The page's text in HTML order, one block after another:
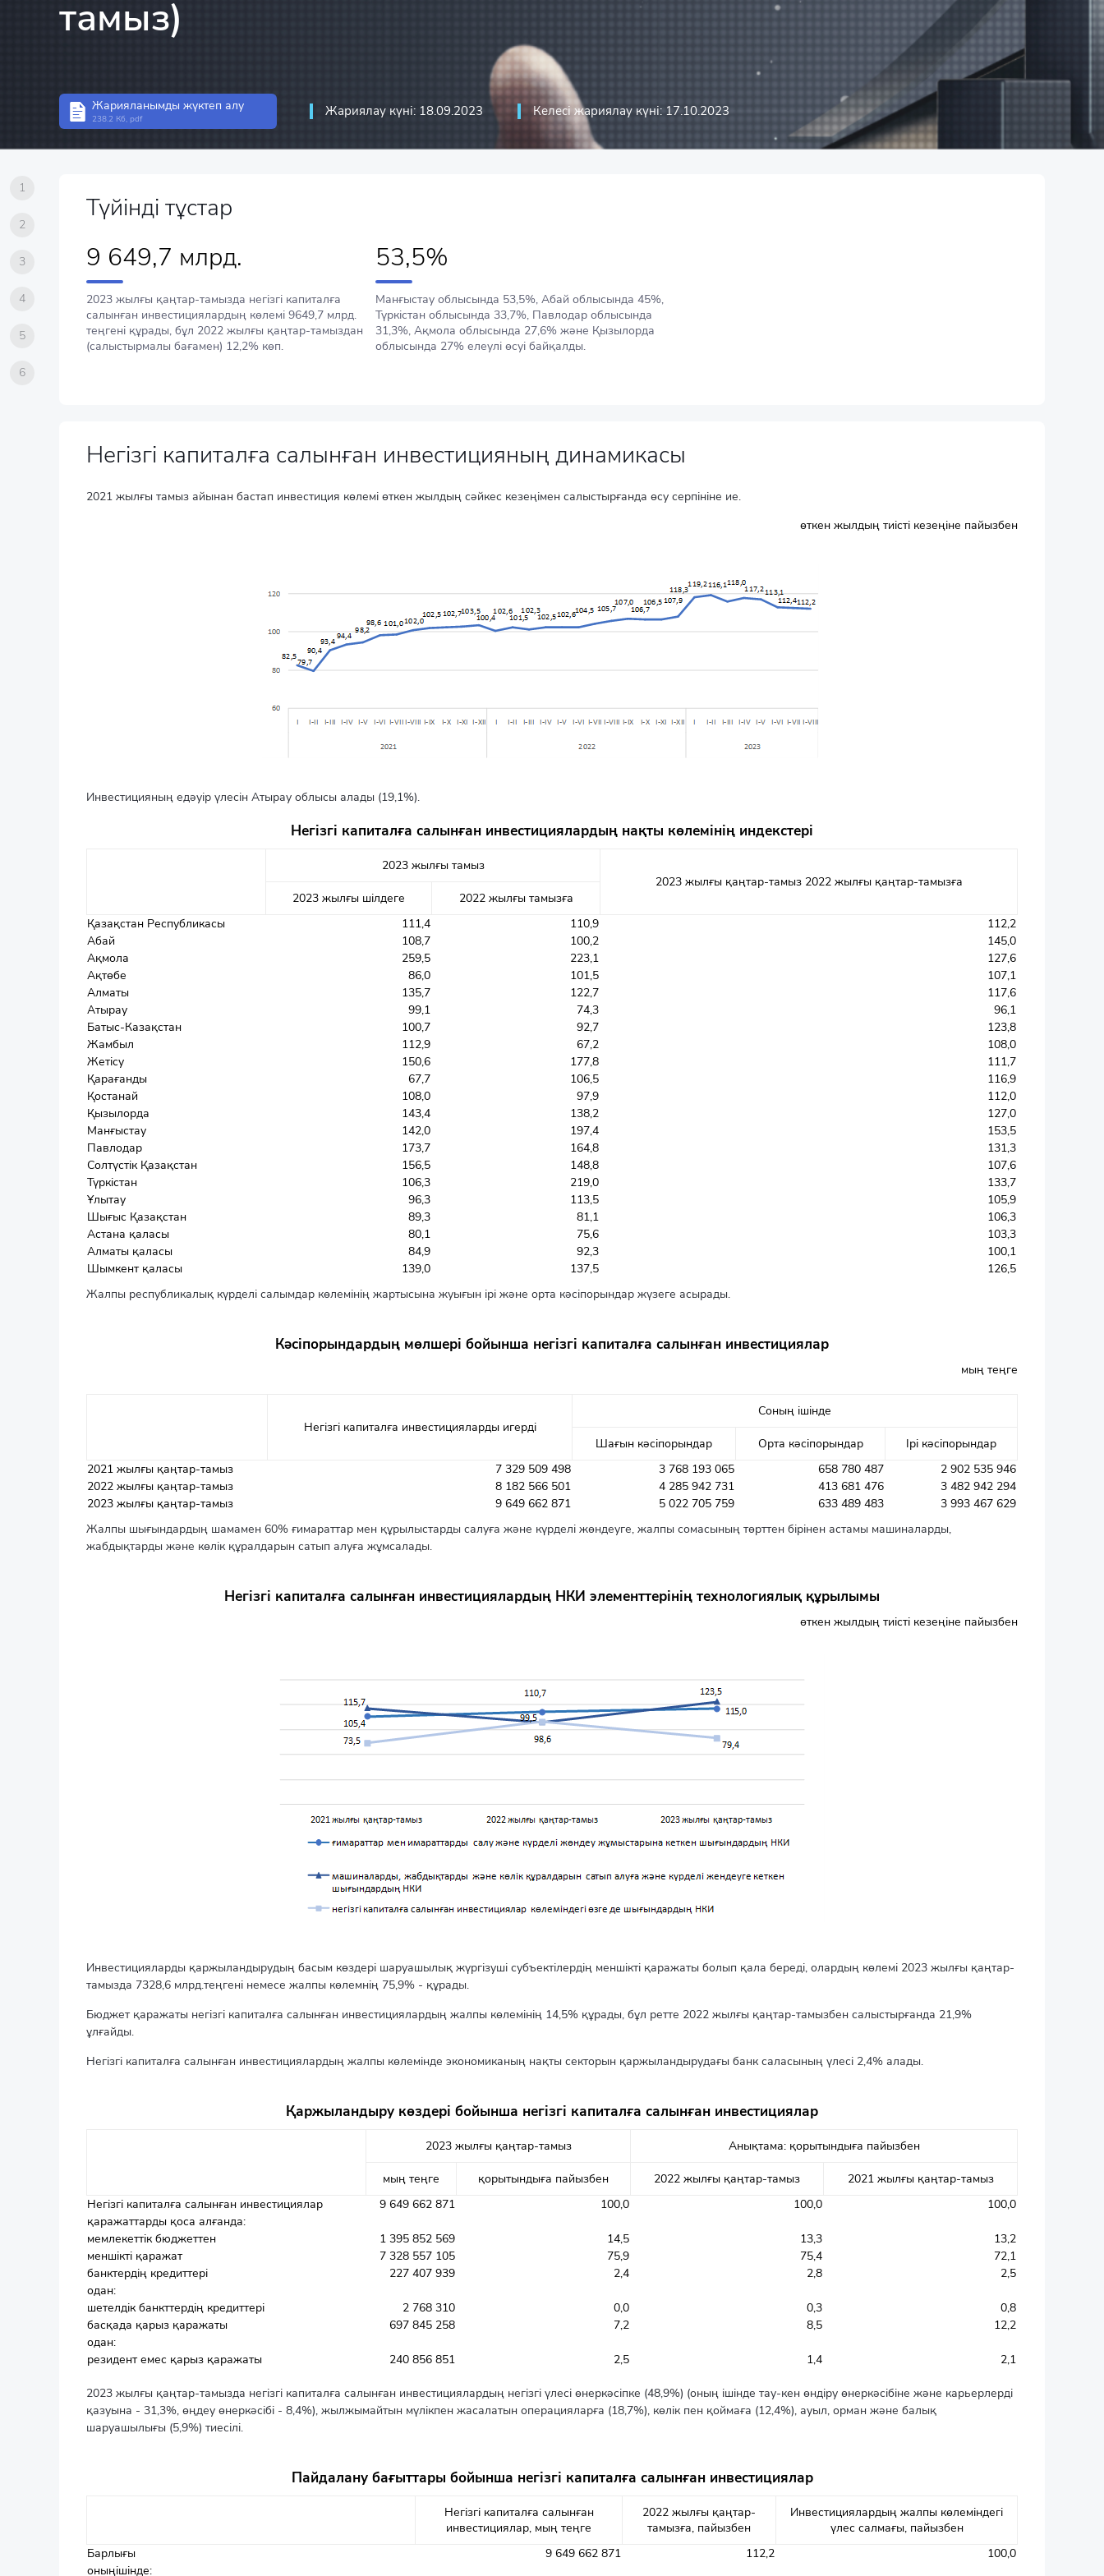
Ақпараттық-коммуникациялық технологиялар және
байланыс статистикасы
тамыз)
Жарияланымды жүктеп алу
238.2 Кб, pdf Жариялау күні: 18.09.2023 Келесі жариялау күні: 17.10.2023
1
2
3
4
5
6
Түйінді тұстар
9 649,7 млрд.
2023 жылғы қаңтар-тамызда негізгі капиталға
салынған инвестициялардың көлемі 9649,7 млрд.
теңгені құрады, бұл 2022 жылғы қаңтар-тамыздан
(салыстырмалы бағамен) 12,2% көп.
53,5%
Манғыстау облысында 53,5%, Абай облысында 45%,
Түркістан облысында 33,7%, Павлодар облысында
31,3%, Ақмола облысында 27,6% және Қызылорда
облысында 27% елеулі өсуі байқалды.
Негізгі капиталға салынған инвестицияның динамикасы
2021 жылғы тамыз айынан бастап инвестиция көлемі өткен жылдың сәйкес кезеңімен салыстырғанда өсу серпініне ие.
өткен жылдың тиісті кезеңіне пайызбен
Инвестицияның едәуір үлесін Атырау облысы алады (19,1%).
Негізгі капиталға салынған инвестициялардың нақты көлемінің индекстері
2023 жылғы тамыз
2023 жылғы қаңтар-тамыз 2022 жылғы қаңтар-тамызға
2023 жылғы шілдеге
2022 жылғы тамызға
Қазақстан Республикасы
111,4 110,9
112,2
Абай
108,7 100,2
145,0
Ақмола
259,5 223,1
127,6
Ақтөбе
86,0 101,5
107,1
Алматы
135,7 122,7
117,6
Атырау
99,1 74,3
96,1
Батыс-Казақстан
100,7 92,7
123,8
Жамбыл
112,9 67,2
108,0
Жетісу
150,6 177,8
111,7
Қарағанды
67,7 106,5
116,9
Қостанай
108,0 97,9
112,0
Қызылорда
143,4 138,2
127,0
Манғыстау
142,0 197,4
153,5
Павлодар
173,7 164,8
131,3
Солтүстік Қазақстан
156,5 148,8
107,6
Түркістан
106,3 219,0
133,7
Ұлытау
96,3 113,5
105,9
Шығыс Қазақстан
89,3 81,1
106,3
Астана қаласы
80,1 75,6
103,3
Алматы қаласы
84,9 92,3
100,1
Шымкент қаласы
139,0 137,5
126,5
Жалпы республикалық күрделі салымдар көлемінің жартысына жуығын ірі және орта кәсіпорындар жүзеге асырады.
Кәсіпорындардың мөлшері бойынша негізгі капиталға салынған инвестициялар
мың теңге
Негізгі капиталға инвестицияларды игерді
Соның ішінде
Шағын кәсіпорындар Орта кәсіпорындар
Ірі кәсіпорындар
2021 жылғы қаңтар-тамыз
7 329 509 498 3 768 193 065 658 780 487
2 902 535 946
2022 жылғы қаңтар-тамыз
8 182 566 501 4 285 942 731 413 681 476
3 482 942 294
2023 жылғы қаңтар-тамыз
9 649 662 871 5 022 705 759 633 489 483
3 993 467 629
Жалпы шығындардың шамамен 60% ғимараттар мен құрылыстарды салуға және күрделі жөндеуге, жалпы сомасының төрттен бірінен астамы машиналарды,
жабдықтарды және көлік құралдарын сатып алуға жұмсалады.
Негізгі капиталға салынған инвестициялардың НКИ элементтерінің технологиялық құрылымы
өткен жылдың тиісті кезеңіне пайызбен
Инвестицияларды қаржыландырудың басым көздері шаруашылық жүргізуші субъектілердің меншікті қаражаты болып қала береді, олардың көлемі 2023 жылғы қаңтар-
тамызда 7328,6 млрд.теңгені немесе жалпы көлемнің 75,9% - құрады.
Бюджет қаражаты негізгі капиталға салынған инвестициялардың жалпы көлемінің 14,5% құрады, бұл ретте 2022 жылғы қаңтар-тамызбен салыстырғанда 21,9%
ұлғайды.
Негізгі капиталға салынған инвестициялардың жалпы көлемінде экономиканың нақты секторын қаржыландырудағы банк саласының үлесі 2,4% алады.
Қаржыландыру көздері бойынша негізгі капиталға салынған инвестициялар
2023 жылғы қаңтар-тамыз Анықтама: қорытындыға пайызбен
мың теңге қорытындыға пайызбен 2022 жылғы қаңтар-тамыз
2021 жылғы қаңтар-тамыз
Негізгі капиталға салынған инвестициялар
9 649 662 871 100,0 100,0
100,0
қаражаттарды қоса алғанда:
мемлекеттік бюджеттен
1 395 852 569 14,5 13,3
13,2
меншікті қаражат
7 328 557 105 75,9 75,4
72,1
банктердің кредиттері
227 407 939 2,4 2,8
2,5
одан:
шетелдік банкттердің кредиттері
2 768 310 0,0 0,3
0,8
басқада қарыз қаражаты
697 845 258 7,2 8,5
12,2
одан:
резидент емес қарыз қаражаты
240 856 851 2,5 1,4 2,1
2023 жылғы қаңтар-тамызда негізгі капиталға салынған инвестициялардың негізгі үлесі өнеркәсіпке (48,9%) (оның ішінде тау-кен өндіру өнеркәсібіне және карьерлерді
қазуына - 31,3%, өңдеу өнеркәсібі - 8,4%), жылжымайтын мүлікпен жасалатын операцияларға (18,7%), көлік пен қоймаға (12,4%), ауыл, орман және балық
шаруашылығы (5,9%) тиесілі.
Пайдалану бағыттары бойынша негізгі капиталға салынған инвестициялар
Негізгі капиталға салынған
инвестициялар, мың теңге
2022 жылғы қаңтар-
тамызға, пайызбен
Инвестициялардың жалпы көлеміндегі
үлес салмағы, пайызбен
Барлығы
9 649 662 871 112,2
100,0
оныңішінде: